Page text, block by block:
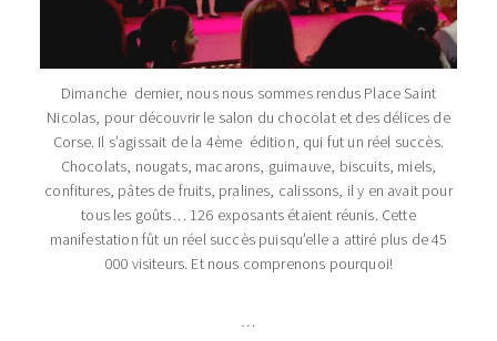
Dimanche dernier, nous nous sommes rendus Place Saint
Nicolas, pour découvrir le salon du chocolat et des délices de
Corse. Il s’agissait de la 4ème édition, qui fut un réel succès.
Chocolats, nougats, macarons, guimauve, biscuits, miels,
confitures, pâtes de fruits, pralines, calissons, il y en avait pour
tous les goûts… 126 exposants étaient réunis. Cette
manifestation fût un réel succès puisqu’elle a attiré plus de 45
000 visiteurs. Et nous comprenons pourquoi!
…